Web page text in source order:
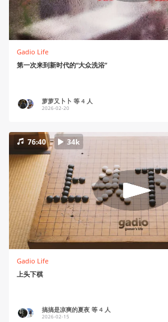
Gadio Life
第一次来到新时代的“大众洗浴”
萝萝又卜卜 等 4 人
2026-02-20
76:40 34k
Gadio Life
上头下棋
搞搞是凉爽的夏夜 等 4 人
2026-02-15